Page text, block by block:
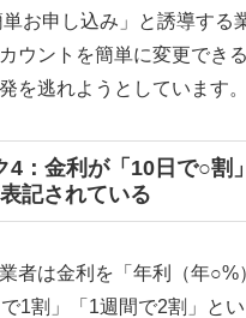
単お申し込み」と誘導する
ウントを簡単に変更でき
を逃れようとしています。
4：金利が「10日で○割
記されている
者は金利を「年利（年○%
1割」「1週間で2割」と